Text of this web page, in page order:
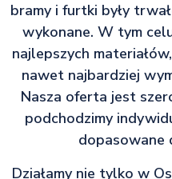
bramy i furtki były
wykonane. W tym
najlepszych
nawet najbardziej
Nasza oferta jest
podchodzimy
dopasowane
Działamy nie tylko w